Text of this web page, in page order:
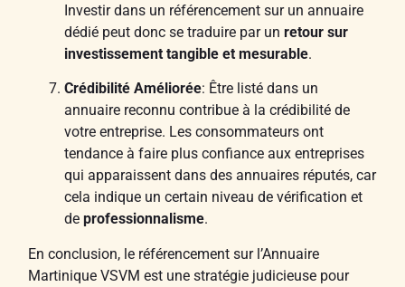
Investir dans un référencement sur un annuaire
dédié peut donc se traduire par unretour sur
investissement tangible et mesurable.
Crédibilité Améliorée: Être listé dans un
annuaire reconnu contribue à la crédibilité de
votre entreprise. Les consommateurs ont
tendance à faire plus confiance aux entreprises
qui apparaissent dans des annuaires réputés, car
cela indique un certain niveau de vérification et
deprofessionnalisme.
En conclusion, le référencement sur l’Annuaire
Martinique VSVM est une stratégie judicieuse pour